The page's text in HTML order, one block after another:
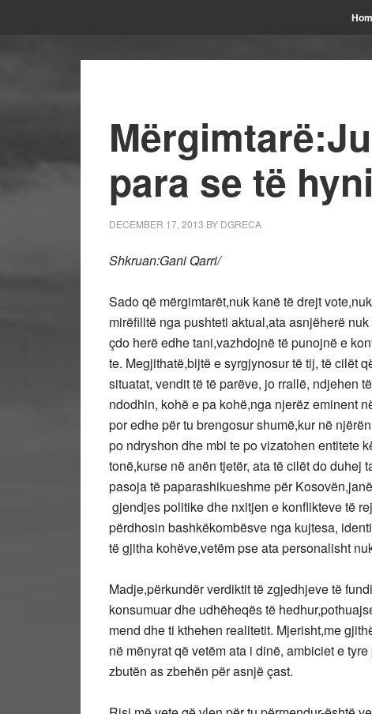
para se të
DECEMBER 17, 2013 BY DGRECA
Shkruan:Gani Qarri/
Sado që mërgimtarët,nuk kanë të drejt
mirëfilltë nga pushteti aktual,ata asnjëherë
çdo herë edhe tani,vazhdojnë të punojnë e
te. Megjithatë,bijtë e syrgjynosur të tij, të cilët
situatat, vendit të të parëve, jo rrallë, ndjehen
ndodhin, kohë e pa kohë,nga njerëz eminent
por edhe për tu brengosur shumë,kur në
po ndryshon dhe mbi te po vizatohen entitete
tonë,kurse në anën tjetër, ata të cilët do
pasoja të paparashikueshme për
gjendjes politike dhe nxitjen e konflikteve të
përdhosin bashkëkombësve nga kujtesa,
të gjitha kohëve,vetëm pse ata personalisht
Madje,përkundër verdiktit të zgjedhjeve të
konsumuar dhe udhëheqës të
mend dhe ti kthehen realitetit. Mjerisht,me
në mënyrat që vetëm ata i dinë, ambiciet e
zbutën as zbehën për asnjë çast.